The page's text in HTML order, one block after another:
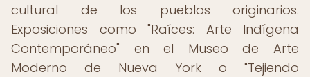
cultural de los pueblos originarios.
Exposiciones como "Raíces: Arte Indígena
Contemporáneo" en el Museo de Arte
Moderno de Nueva York o "Tejiendo